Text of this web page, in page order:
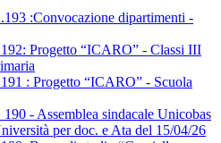
:Convocazione dipartimenti -
Progetto “ICARO” - Classi III
: Progetto “ICARO” - Scuola
- Assemblea sindacale Unicobas
per doc. e Ata del 15/04/26